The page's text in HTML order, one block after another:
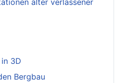
alter verlassener
3D
Bergbau